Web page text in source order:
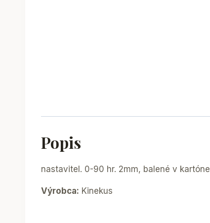
Popis
nastavitel. 0-90 hr. 2mm, balené v kartóne
Výrobca: Kinekus